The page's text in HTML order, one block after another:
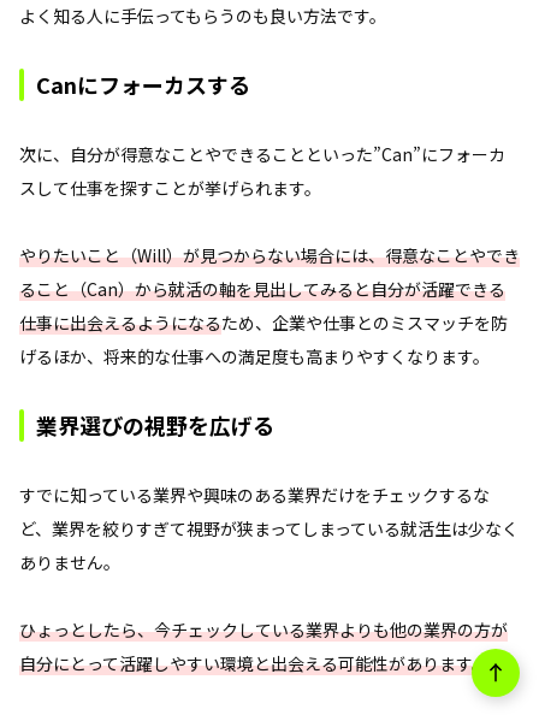
よく知る人に手伝ってもらうのも良い方法です。
Canにフォーカスする
次に、自分が得意なことやできることといった”Can”にフォーカ
スして仕事を探すことが挙げられます。
やりたいこと（Will）が見つからない場合には、得意なことやでき
ること（Can）から就活の軸を見出してみると自分が活躍できる
仕事に出会えるようになるため、企業や仕事とのミスマッチを防
げるほか、将来的な仕事への満足度も高まりやすくなります。
業界選びの視野を広げる
すでに知っている業界や興味のある業界だけをチェックするな
ど、業界を絞りすぎて視野が狭まってしまっている就活生は少なく
ありません。
ひょっとしたら、今チェックしている業界よりも他の業界の方が
自分にとって活躍しやすい環境と出会える可能性があります。